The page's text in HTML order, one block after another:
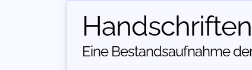
Eine Bestandsaufnahme